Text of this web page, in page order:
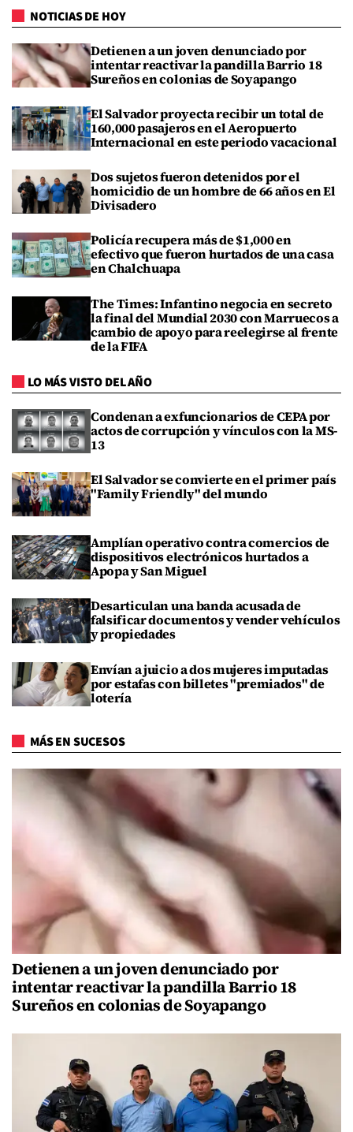
NOTICIAS DE HOY
Detienen a un joven denunciado por
intentar reactivar la pandilla Barrio 18
Sureños en colonias de Soyapango
El Salvador proyecta recibir un total de
160,000 pasajeros en el Aeropuerto
Internacional en este periodo vacacional
Dos sujetos fueron detenidos por el
homicidio de un hombre de 66 años en El
Divisadero
Policía recupera más de $1,000 en
efectivo que fueron hurtados de una casa
en Chalchuapa
The Times: Infantino negocia en secreto
la final del Mundial 2030 con Marruecos a
cambio de apoyo para reelegirse al frente
de la FIFA
LO MÁS VISTO DEL AÑO
Condenan a exfuncionarios de CEPA por
actos de corrupción y vínculos con la MS-
13
El Salvador se convierte en el primer país
"Family Friendly" del mundo
Amplían operativo contra comercios de
dispositivos electrónicos hurtados a
Apopa y San Miguel
Desarticulan una banda acusada de
falsificar documentos y vender vehículos
y propiedades
Envían a juicio a dos mujeres imputadas
por estafas con billetes "premiados" de
lotería
MÁS EN SUCESOS
Detienen a un joven denunciado por
intentar reactivar la pandilla Barrio 18
Sureños en colonias de Soyapango